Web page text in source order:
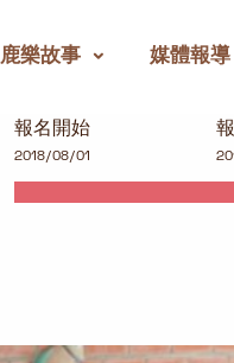
鹿樂故事 媒體報導
報名開始
2018/08/01